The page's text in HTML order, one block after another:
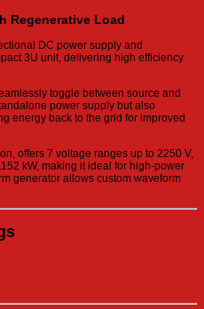
Regenerative Load
DC power supply and
3U unit, delivering high efficiency
toggle between source and
power supply but also
energy back to the grid for improved
offers 7 voltage ranges up to 2250 V,
kW, making it ideal for high-power
generator allows custom waveform